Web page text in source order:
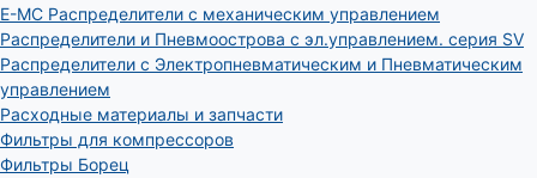
E-MC Распределители с механическим управлением
Распределители и Пневмоострова с эл.управлением. серия SV
Распределители с Электропневматическим и Пневматическим
управлением
Расходные материалы и запчасти
Фильтры для компрессоров
Фильтры Борец